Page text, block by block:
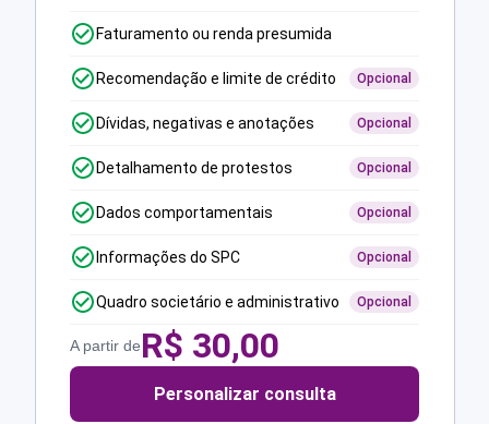
Faturamento ou renda presumida
Recomendação e limite de crédito Opcional
Dívidas, negativas e anotações Opcional
Detalhamento de protestos Opcional
Dados comportamentais Opcional
Informações do SPC Opcional
Quadro societário e administrativo Opcional
A partir deR$ 30,00
Personalizar consulta